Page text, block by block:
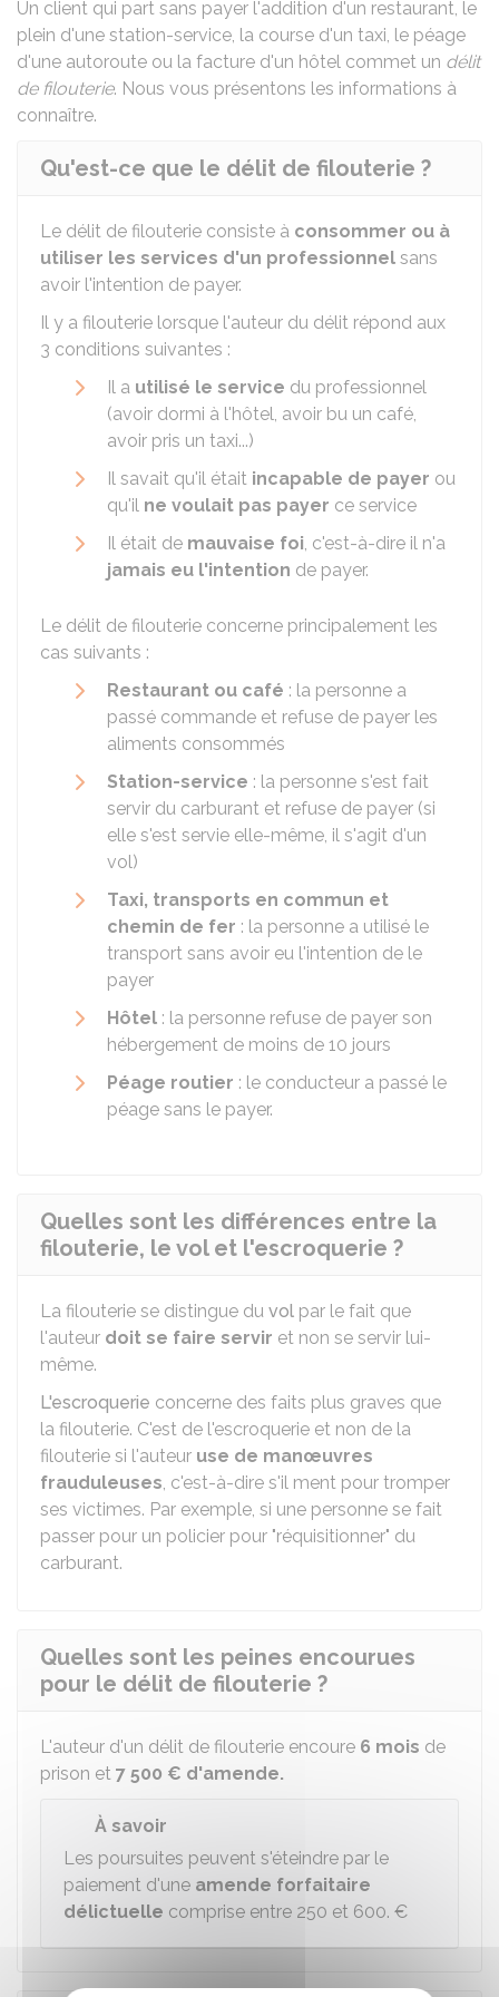
Un client qui part sans payer l'addition d'un restaurant, le
plein d'une station-service, la course d'un taxi, le péage
d'une autoroute ou la facture d'un hôtel commet un délit
de filouterie. Nous vous présentons les informations à
connaître.
Qu'est-ce que le délit de filouterie ?
Le délit de filouterie consiste à consommer ou à
utiliser les services d'un professionnel sans
avoir l'intention de payer.
Il y a filouterie lorsque l'auteur du délit répond aux
3 conditions suivantes :
Il a utilisé le service du professionnel
(avoir dormi à l'hôtel, avoir bu un café,
avoir pris un taxi...)
Il savait qu'il était incapable de payer ou
qu'il ne voulait pas payer ce service
Il était de mauvaise foi, c'est-à-dire il n'a
jamais eu l'intention de payer.
Le délit de filouterie concerne principalement les
cas suivants :
Restaurant ou café : la personne a
passé commande et refuse de payer les
aliments consommés
Station-service : la personne s'est fait
servir du carburant et refuse de payer (si
elle s'est servie elle-même, il s'agit d'un
vol)
Taxi, transports en commun et
chemin de fer : la personne a utilisé le
transport sans avoir eu l'intention de le
payer
Hôtel : la personne refuse de payer son
hébergement de moins de 10 jours
Péage routier : le conducteur a passé le
péage sans le payer.
Quelles sont les différences entre la
filouterie, le vol et l'escroquerie ?
La filouterie se distingue du vol par le fait que
l'auteur doit se faire servir et non se servir lui-
même.
L'escroquerie concerne des faits plus graves que
la filouterie. C'est de l'escroquerie et non de la
filouterie si l'auteur use de manœuvres
frauduleuses, c'est-à-dire s'il ment pour tromper
ses victimes. Par exemple, si une personne se fait
passer pour un policier pour "réquisitionner" du
carburant.
Quelles sont les peines encourues
pour le délit de filouterie ?
L'auteur d'un délit de filouterie encoure 6 mois de
prison et 7 500 € d'amende.
À savoir
Les poursuites peuvent s'éteindre par le
paiement d'une amende forfaitaire
délictuelle comprise entre 250 et 600. €